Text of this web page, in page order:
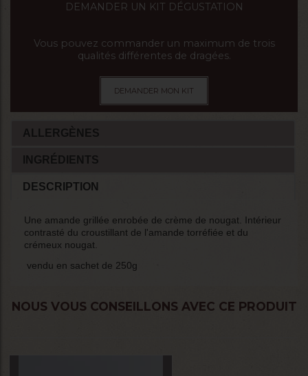
DEMANDER UN KIT DÉGUSTATION
Vous pouvez commander un maximum de trois
qualités différentes de dragées.
DEMANDER MON KIT
DESCRIPTION
ALLERGÈNES
INGRÉDIENTS
Une amande grillée enrobée de crème de nougat. Intérieur
contrasté du croustillant de l'amande torréfiée et du
crémeux nougat.
vendu en sachet de 250g
NOUS VOUS CONSEILLONS AVEC CE PRODUIT